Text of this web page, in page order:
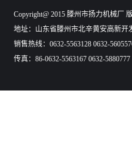
Copyright@ 2015 滕州市扬力机械厂
地址：山东省滕州市北辛黄安高新开
销售热线：0632-5563128 0632-
传真：86-0632-5563167 0632-